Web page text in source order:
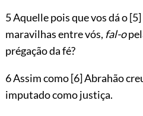
5 Aquelle pois que vos dá o[5]
maravilhas entre vós, fal-o
prégação da fé?
6 Assim como[6]Abrahão
imputado como justiça.